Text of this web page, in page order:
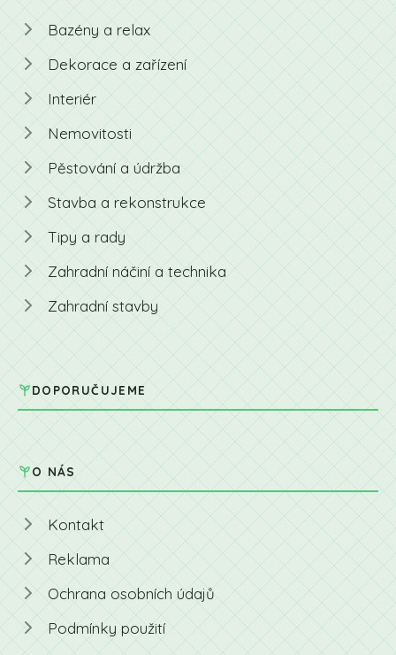
Bazény a relax
Dekorace a zařízení
Interiér
Nemovitosti
Pěstování a údržba
Stavba a rekonstrukce
Tipy a rady
Zahradní náčiní a technika
Zahradní stavby
DOPORUČUJEME
O NÁS
Kontakt
Reklama
Ochrana osobních údajů
Podmínky použití